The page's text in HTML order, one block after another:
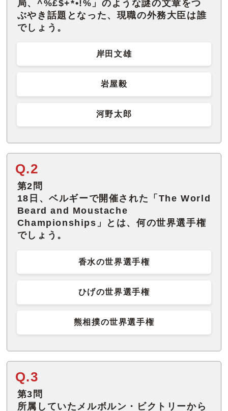
局、^%£$+*•!%」のような謎の文章をつ
ぶやき話題となった、現職の外務大臣は誰
でしょう。
岸田文雄
岩屋毅
河野太郎
Q.2
第2問
18日、ベルギーで開催された「The World
Beard and Moustache
Championships」とは、何の世界選手権
でしょう。
香水の世界選手権
ひげの世界選手権
熊相撲の世界選手権
Q.3
第3問
所属していたメルボルン・ビクトリーから